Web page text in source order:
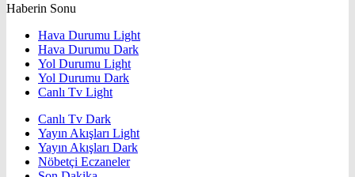
Haberin Sonu
Hava Durumu Light
Hava Durumu Dark
Yol Durumu Light
Yol Durumu Dark
Canlı Tv Light
Canlı Tv Dark
Yayın Akışları Light
Yayın Akışları Dark
Nöbetçi Eczaneler